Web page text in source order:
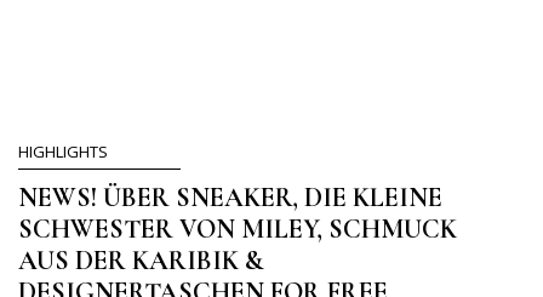
HIGHLIGHTS
NEWS! ÜBER SNEAKER, DIE KLEINE
SCHWESTER VON MILEY, SCHMUCK
AUS DER KARIBIK &